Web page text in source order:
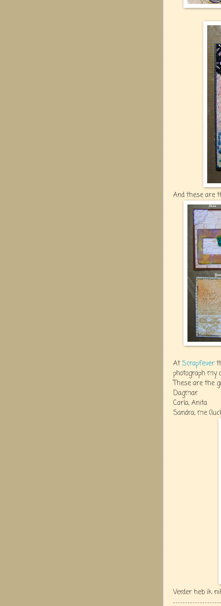
And these are
AtScrapfever
photograph my
These are the
Dagmar
Carla, Anita
Sandra, me
Verder heb ik